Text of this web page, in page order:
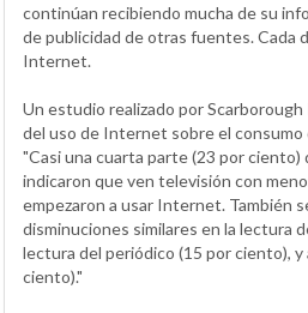
continúan recibiendo mucha de su
de publicidad de otras fuentes. Cada
Internet.
Un estudio realizado por
del uso de Internet sobre el consumo
"Casi una cuarta parte (23 por
indicaron que ven televisión con
empezaron a usar Internet. También
disminuciones similares en la lectura
lectura del periódico (15 por ciento), y
ciento)."